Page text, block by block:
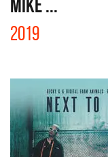
MIKE ...
2019